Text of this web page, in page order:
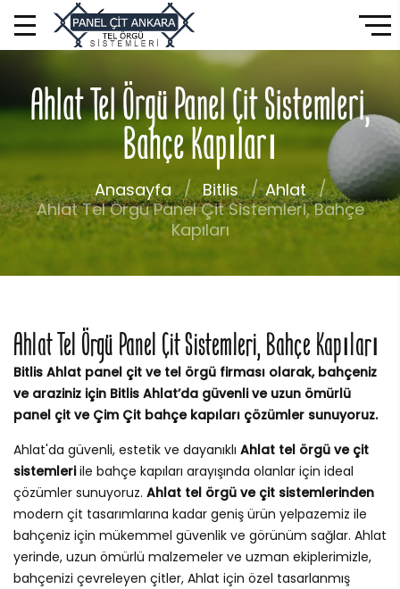
Ahlat Tel Örgü Panel Çit Sistemleri,
Bahçe Kapıları
Anasayfa Bitlis
Ahlat
Ahlat Tel Örgü Panel Çit Sistemleri, Bahçe
Kapıları
Ahlat Tel Örgü Panel Çit Sistemleri, Bahçe Kapıları
Bitlis Ahlat panel çit ve tel örgü firması olarak, bahçeniz
ve araziniz için Bitlis Ahlat’da güvenli ve uzun ömürlü
panel çit ve Çim Çit bahçe kapıları çözümler sunuyoruz.
Ahlat'da güvenli, estetik ve dayanıklı Ahlat tel örgü ve çit
sistemleriile bahçe kapıları arayışında olanlar için ideal
çözümler sunuyoruz. Ahlat tel örgü ve çit sistemlerinden
modern çit tasarımlarına kadar geniş ürün yelpazemiz ile
bahçeniz için mükemmel güvenlik ve görünüm sağlar. Ahlat
yerinde, uzun ömürlü malzemeler ve uzman ekiplerimizle,
bahçenizi çevreleyen çitler, Ahlat için özel tasarlanmış